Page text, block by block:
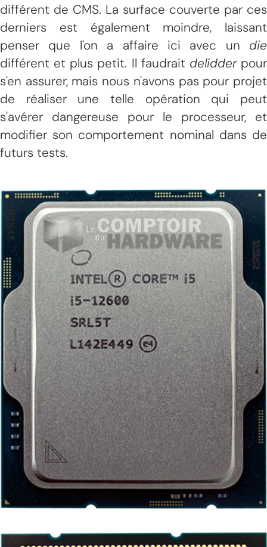
différent de CMS. La surface couverte par ces
derniers est également moindre, laissant
penser que l'on a affaire ici avec un die
différent et plus petit. Il faudrait delidderpour
s'en assurer, mais nous n'avons pas pour projet
de réaliser une telle opération qui peut
s'avérer dangereuse pour le processeur, et
modifier son comportement nominal dans de
futurs tests.